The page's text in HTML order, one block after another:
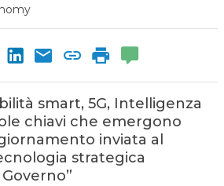
smart, 5G, Intelligenza
chiavi che emergono
inviata al
strategica